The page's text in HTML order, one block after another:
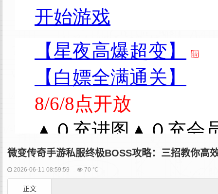
微变传奇手游私服终极BOSS攻略：三招教你高
2026-06-11 08:59:59 70 ℃
正文